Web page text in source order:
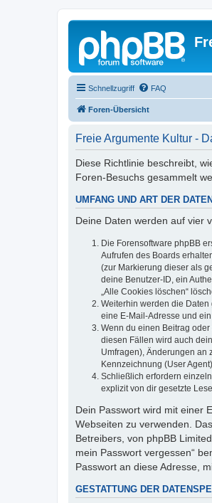
Schnellzugriff FAQ
Foren-Übersicht
Freie Argumente Kultur -
Diese Richtlinie beschreibt,
Foren-Besuchs gesammelt
UMFANG UND ART DER
Deine Daten werden auf vier
Die Forensoftware phpBB
Aufrufen des Boards
(zur Markierung dieser als
deine Benutzer-ID, ein
„Alle Cookies löschen“
Weiterhin werden die
eine E-Mail-Adresse und
Wenn du einen Beitrag
diesen Fällen wird auch
Umfragen), Änderungen an
Kennzeichnung (User
Schließlich erfordern
explizit von dir gesetzte
Dein Passwort wird mit einer
Webseiten zu verwenden.
Betreibers, von phpBB
mein Passwort vergessen“
Passwort an diese Adresse,
GESTATTUNG DER